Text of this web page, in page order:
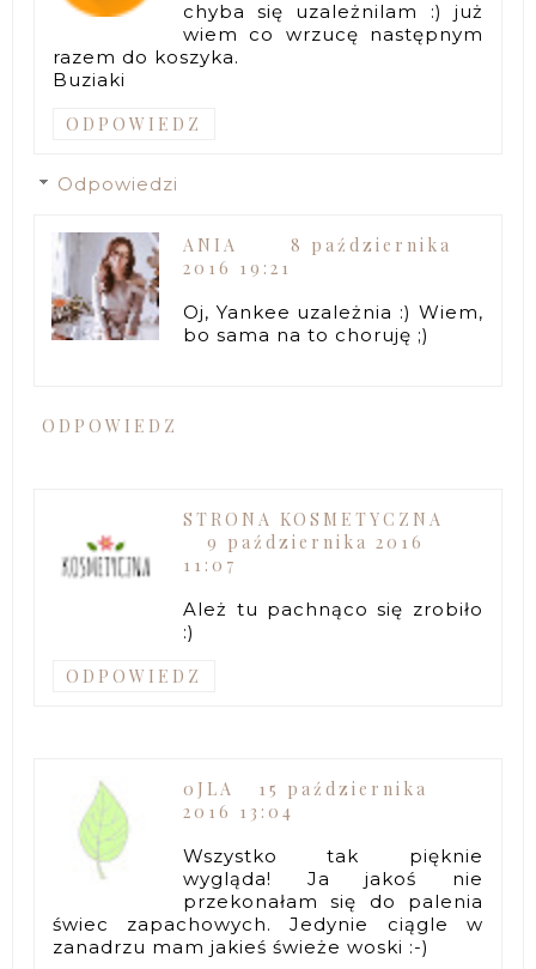
chyba się uzależnilam :) już
wiem co wrzucę następnym
razem do koszyka.
Buziaki
ODPOWIEDZ
Odpowiedzi
ANIA
8 października
2016 19:21
Oj, Yankee uzależnia :) Wiem,
bo sama na to choruję ;)
ODPOWIEDZ
STRONA KOSMETYCZNA
9 października 2016
11:07
Ależ tu pachnąco się zrobiło
:)
ODPOWIEDZ
0JLA
15 października
2016 13:04
Wszystko tak pięknie
wygląda! Ja jakoś nie
przekonałam się do palenia
świec zapachowych. Jedynie ciągle w
zanadrzu mam jakieś świeże woski :-)